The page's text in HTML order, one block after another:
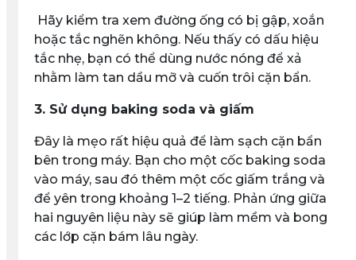
Hãy kiểm tra xem đường ống có bị gập, xoắn
hoặc tắc nghẽn không. Nếu thấy có dấu hiệu
tắc nhẹ, bạn có thể dùng nước nóng để xả
nhằm làm tan dầu mỡ và cuốn trôi cặn bẩn.
3. Sử dụng baking soda và giấm
Đây là mẹo rất hiệu quả để làm sạch cặn bẩn
bên trong máy. Bạn cho một cốc baking soda
vào máy, sau đó thêm một cốc giấm trắng và
để yên trong khoảng 1–2 tiếng. Phản ứng giữa
hai nguyên liệu này sẽ giúp làm mềm và bong
các lớp cặn bám lâu ngày.